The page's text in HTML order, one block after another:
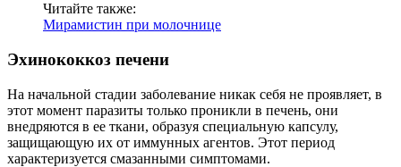
Читайте также:
Мирамистин при молочнице
Эхинококкоз печени
На начальной стадии заболевание никак себя не проявляет, в
этот момент паразиты только проникли в печень, они
внедряются в ее ткани, образуя специальную капсулу,
защищающую их от иммунных агентов. Этот период
характеризуется смазанными симптомами.